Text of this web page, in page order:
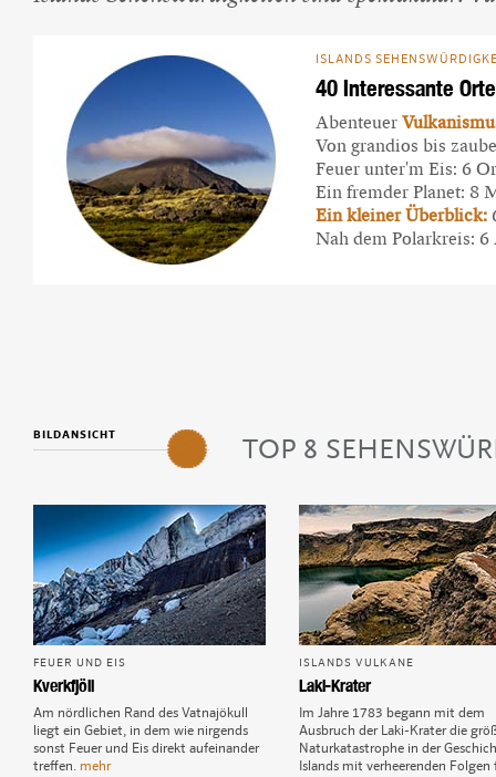
Island Urlaub
ISLANDS
40 Interessante
Abenteuer
Von grandios bis
Feuer unter'm Eis: 6
Ein fremder Planet: 8
Ein kleiner Überblick:
Nah dem Polarkreis:
TOP 8
BILDANSICHT
FEUER UND EIS
Kverkfjöll
Am nördlichen Rand des Vatnajökull
liegt ein Gebiet, in dem wie nirgends
sonst Feuer und Eis direkt aufeinander
treffen. mehr
ISLANDS VULKANE
Laki-Krater
Im Jahre 1783 begann mit dem
Ausbruch der Laki-Krater die
Naturkatastrophe in der
Islands mit verheerenden Folgen